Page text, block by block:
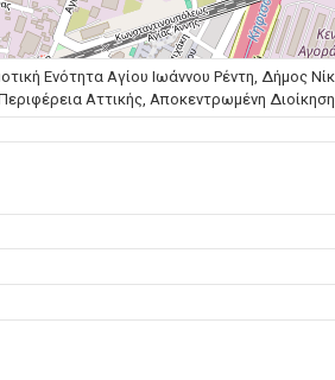
Ενότητα Αγίου Ιωάννου Ρέντη, Δήμος
Αττικής, Αποκεντρωμένη